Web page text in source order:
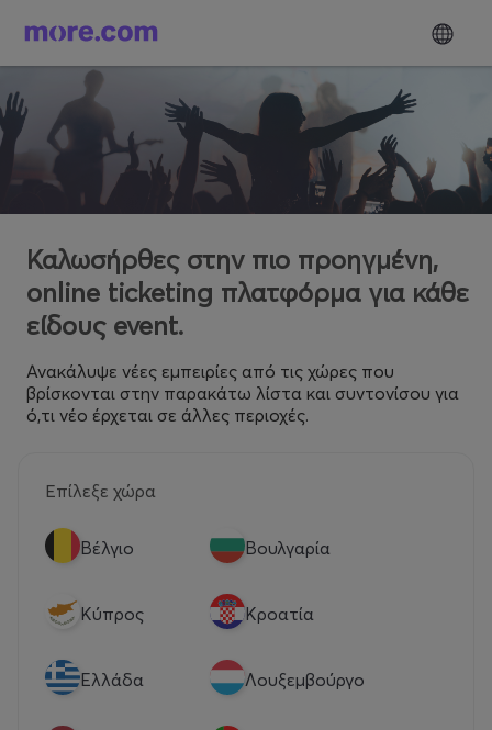
Καλωσήρθες στην πιο προηγμένη,
online ticketing πλατφόρμα για κάθε
είδους event.
Ανακάλυψε νέες εμπειρίες από τις χώρες που
βρίσκονται στην παρακάτω λίστα και συντονίσου για
ό,τι νέο έρχεται σε άλλες περιοχές.
Επίλεξε χώρα
Βέλγιο Βουλγαρία
Κύπρος Κροατία
Eλλάδα Λουξεμβούργο